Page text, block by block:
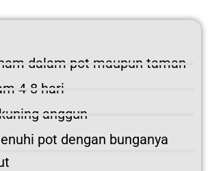
dalam pot maupun taman
4-8 hari
anggun
pot dengan bunganya